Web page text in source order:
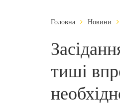
Головна Новини
тиші